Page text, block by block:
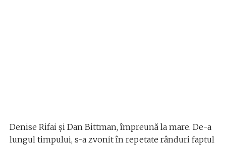
Denise Rifai și Dan Bittman, împreună la mare. De-a
lungul timpului, s-a zvonit în repetate rânduri faptul